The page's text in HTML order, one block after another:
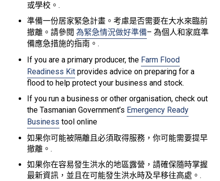
或學校。.
準備一份居家緊急計畫。考慮是否需要在大水來臨前
撤離。請參閱 為緊急情況做好準備– 為個人和家庭準
備應急措施的指南。.
If you are a primary producer, the Farm Flood
Readiness Kit provides advice on preparing for a
flood to help protect your business and stock.
If you run a business or other organisation, check out
the Tasmanian Government’s Emergency Ready
Business tool online
如果你可能被隔離且必須取得服務，你可能需要提早
撤離。.
如果你在容易發生洪水的地區露營，請確保隨時掌握
最新資訊，並且在可能發生洪水時及早移往高處。.